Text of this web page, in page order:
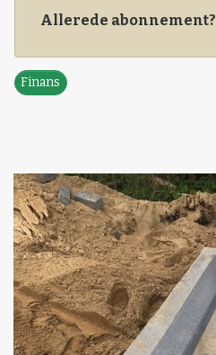
Allerede abonnement?
Finans